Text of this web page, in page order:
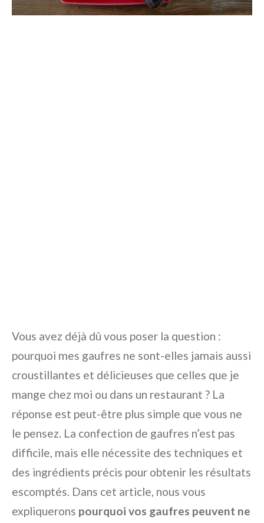
Vous avez déjà dû vous poser la question :
pourquoi mes gaufres ne sont-elles jamais aussi
croustillantes et délicieuses que celles que je
mange chez moi ou dans un restaurant ? La
réponse est peut-être plus simple que vous ne
le pensez. La confection de gaufres n’est pas
difficile, mais elle nécessite des techniques et
des ingrédients précis pour obtenir les résultats
escomptés. Dans cet article, nous vous
expliquerons pourquoi vos gaufres peuvent ne